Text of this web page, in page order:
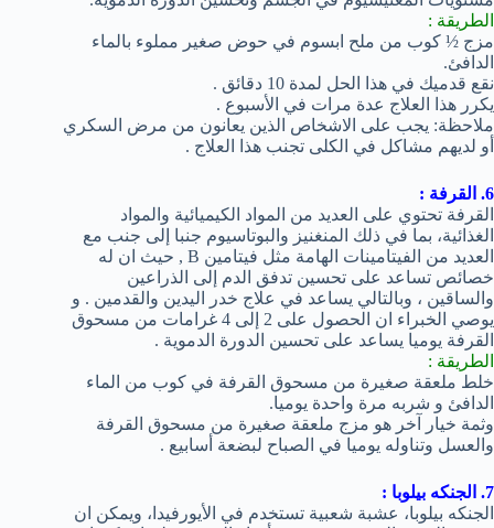
الطريقة :
مزج ½ كوب من ملح ابسوم في حوض صغير مملوء بالماء
الدافئ.
نقع قدميك في هذا الحل لمدة 10 دقائق .
يكرر هذا العلاج عدة مرات في الأسبوع .
ملاحظة: يجب على الاشخاص الذين يعانون من مرض السكري
أو لديهم مشاكل في الكلى تجنب هذا العلاج .
6. القرفة :
القرفة تحتوي على العديد من المواد الكيميائية والمواد
الغذائية، بما في ذلك المنغنيز والبوتاسيوم جنبا إلى جنب مع
العديد من الفيتامينات الهامة مثل فيتامين B , حيث ان له
خصائص تساعد على تحسين تدفق الدم إلى الذراعين
والساقين ، وبالتالي يساعد في علاج خدر اليدين والقدمين . و
يوصي الخبراء ان الحصول على 2 إلى 4 غرامات من مسحوق
القرفة يوميا يساعد على تحسين الدورة الدموية .
الطريقة :
خلط ملعقة صغيرة من مسحوق القرفة في كوب من الماء
الدافئ و شربه مرة واحدة يوميا.
وثمة خيار آخر هو مزج ملعقة صغيرة من مسحوق القرفة
والعسل وتناوله يوميا في الصباح لبضعة أسابيع .
7. الجنكه بيلوبا :
الجنكه بيلوبا، عشبة شعبية تستخدم في الأيورفيدا، ويمكن ان